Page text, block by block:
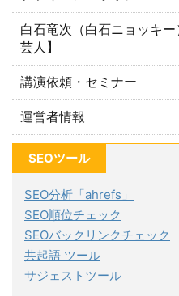
白石竜次（白石ニョッキ
芸人】
講演依頼・セミナー
運営者情報
SEOツール
SEO分析「ahrefs」
SEO順位チェック
SEOバックリンクチェック
共起語 ツール
サジェストツール